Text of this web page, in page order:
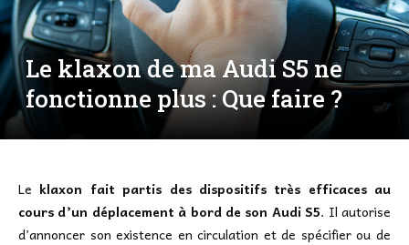
Le klaxon de ma Audi S5 ne
fonctionne plus : Que faire ?
Le klaxon fait partis des dispositifs très efficaces au
cours d’un déplacement à bord de son Audi S5. Il autorise
d’annoncer son existence en circulation et de spécifier ou de